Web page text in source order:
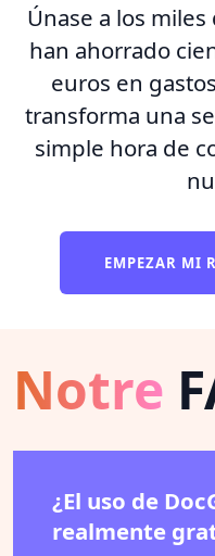
Únase a los
han ahorrado
euros en
transforma una
simple hora de
EMPEZAR MI
Notre
¿El uso de
realmente